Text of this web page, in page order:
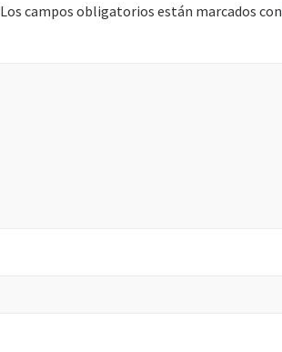
Los campos obligatorios están marcados con